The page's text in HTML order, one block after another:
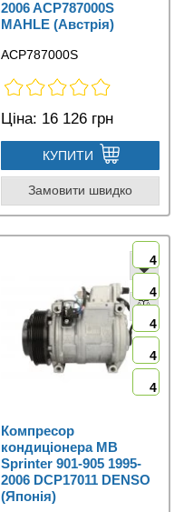
2006 ACP787000S
MAHLE (Австрія)
ACP787000S
Ціна: 16 126 грн
КУПИТИ
Замовити швидко
4
4
4
4
4
Компресор
кондиціонера MB
Sprinter 901-905 1995-
2006 DCP17011 DENSO
(Японія)